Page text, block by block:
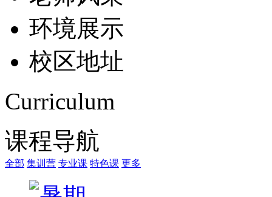
环境展示
校区地址
Curriculum
课程导航
全部 集训营 专业课 特色课 更多